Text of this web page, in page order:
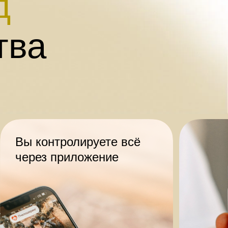
Вы контролируете всё
через приложение